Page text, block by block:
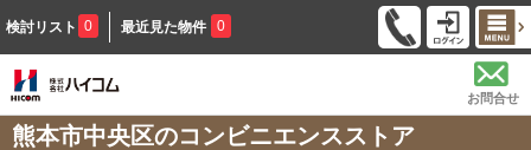
検討リスト 0 最近見た物件 0
お問合せ
熊本市中央区のコンビニエンスストア